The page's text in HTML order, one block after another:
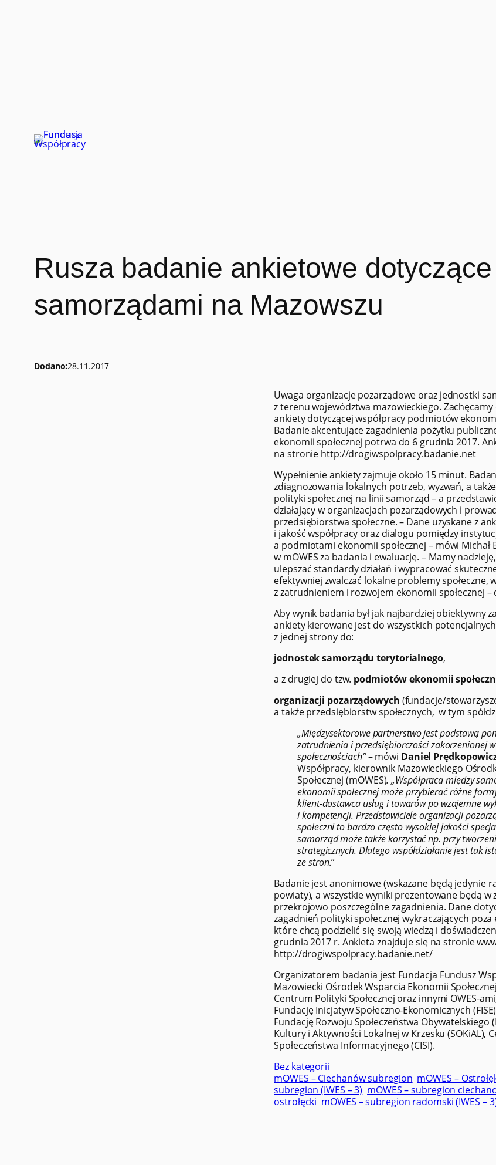
Rusza badanie ankietowe dotyczące
samorządami na Mazowszu
Dodano:28.11.2017
Uwaga organizacje pozarządowe oraz jednostki
z terenu województwa mazowieckiego.
ankiety dotyczącej współpracy podmiotów
Badanie akcentujące zagadnienia pożytku
ekonomii społecznej potrwa do 6 grudnia 2017.
na stronie http://drogiwspolpracy.badanie.net
Wypełnienie ankiety zajmuje około 15 minut.
zdiagnozowania lokalnych potrzeb, wyzwań, a
polityki społecznej na linii samorząd – a
działający w organizacjach pozarządowych i
przedsiębiorstwa społeczne. – Dane uzyskane z
i jakość współpracy oraz dialogu pomiędzy
a podmiotami ekonomii społecznej – mówi Michał
w mOWES za badania i ewaluację. – Mamy
ulepszać standardy działań i wypracować
efektywniej zwalczać lokalne problemy społeczne,
z zatrudnieniem i rozwojem ekonomii społecznej –
Aby wynik badania był jak najbardziej obiektywny
ankiety kierowane jest do wszystkich
z jednej strony do:
jednostek samorządu terytorialnego,
a z drugiej do tzw. podmiotów ekonomii
organizacji pozarządowych (fundacje/
a także przedsiębiorstw społecznych, w tym
„Międzysektorowe partnerstwo jest podstawą
zatrudnienia i przedsiębiorczości zakorzenionej
społecznościach”– mówi Daniel
Współpracy, kierownik Mazowieckiego
Społecznej (mOWES). „Współpraca między
ekonomii społecznej może przybierać różne
klient-dostawca usług i towarów po wzajemne
i kompetencji. Przedstawiciele organizacji
społeczni to bardzo często wysokiej jakości
samorząd może także korzystać np. przy
strategicznych. Dlatego współdziałanie jest tak
ze stron.”
Badanie jest anonimowe (wskazane będą jedynie
powiaty), a wszystkie wyniki prezentowane będą w
przekrojowo poszczególne zagadnienia. Dane
zagadnień polityki społecznej wykraczających
które chcą podzielić się swoją wiedzą i
grudnia 2017 r. Ankieta znajduje się na stronie
http://drogiwspolpracy.badanie.net/
Organizatorem badania jest Fundacja Fundusz
Mazowiecki Ośrodek Wsparcia Ekonomii
Centrum Polityki Społecznej oraz innymi OWES-
Fundację Inicjatyw Społeczno-Ekonomicznych
Fundację Rozwoju Społeczeństwa Obywatelskiego
Kultury i Aktywności Lokalnej w Krzesku (SOKiAL),
Społeczeństwa Informacyjnego (CISI).
Bez kategorii
mOWES – Ciechanów subregion mOWES –
subregion (IWES – 3) mOWES – subregion
ostrołęcki mOWES – subregion radomski (IWES –